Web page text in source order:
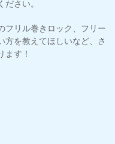
さい。
フリル巻きロック、フリー
方を教えてほしいなど、さ
ます！